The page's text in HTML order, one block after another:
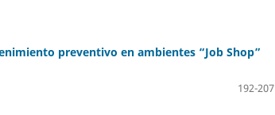
preventivo en ambientes “Job Shop”
192-207